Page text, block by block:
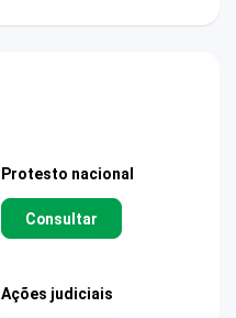
Protesto nacional
Consultar
Ações judiciais